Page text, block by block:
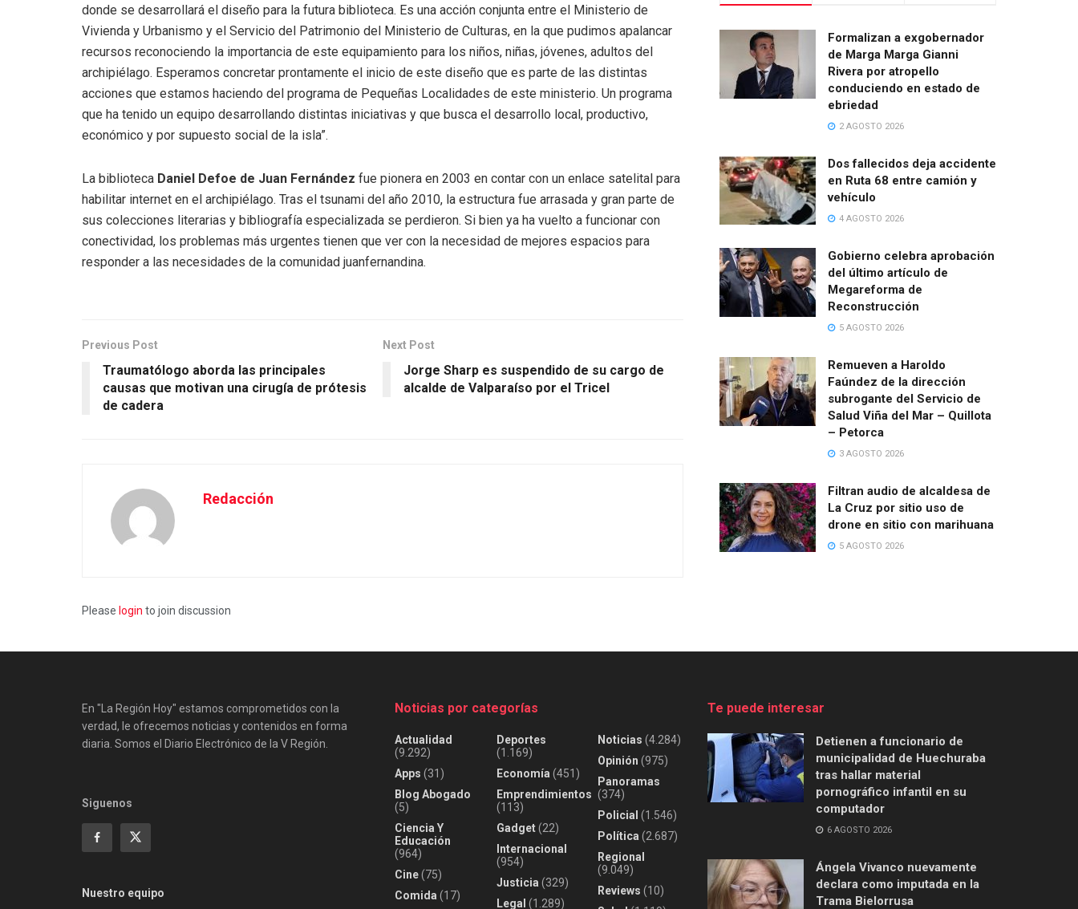
donde se desarrollará el diseño para la futura biblioteca. Es una acción conjunta entre el Ministerio de
Vivienda y Urbanismo y el Servicio del Patrimonio del Ministerio de Culturas, en la que pudimos apalancar
recursos reconociendo la importancia de este equipamiento para los niños, niñas, jóvenes, adultos del
archipiélago. Esperamos concretar prontamente el inicio de este diseño que es parte de las distintas
acciones que estamos haciendo del programa de Pequeñas Localidades de este ministerio. Un programa
que ha tenido un equipo desarrollando distintas iniciativas y que busca el desarrollo local, productivo,
económico y por supuesto social de la isla”.
La biblioteca Daniel Defoe de Juan Fernández fue pionera en 2003 en contar con un enlace satelital para
habilitar internet en el archipiélago. Tras el tsunami del año 2010, la estructura fue arrasada y gran parte de
sus colecciones literarias y bibliografía especializada se perdieron. Si bien ya ha vuelto a funcionar con
conectividad, los problemas más urgentes tienen que ver con la necesidad de mejores espacios para
responder a las necesidades de la comunidad juanfernandina.
Previous Post
Traumatólogo aborda las principales
causas que motivan una cirugía de prótesis
de cadera
Next Post
Jorge Sharp es suspendido de su cargo de
alcalde de Valparaíso por el Tricel
Redacción
Please login to join discussion
Formalizan a exgobernador
de Marga Marga Gianni
Rivera por atropello
conduciendo en estado de
ebriedad
2 AGOSTO 2026
Dos fallecidos deja accidente
en Ruta 68 entre camión y
vehículo
4 AGOSTO 2026
Gobierno celebra aprobación
del último artículo de
Megareforma de
Reconstrucción
5 AGOSTO 2026
Remueven a Haroldo
Faúndez de la dirección
subrogante del Servicio de
Salud Viña del Mar – Quillota
– Petorca
3 AGOSTO 2026
Filtran audio de alcaldesa de
La Cruz por sitio uso de
drone en sitio con marihuana
5 AGOSTO 2026
En "La Región Hoy" estamos comprometidos con la
verdad, le ofrecemos noticias y contenidos en forma
diaria. Somos el Diario Electrónico de la V Región.
Siguenos
Nuestro equipo
Noticias por categorías
Actualidad
(9.292)
Apps (31)
Blog Abogado
(5)
Ciencia Y
Educación
(964)
Cine(75)
Comida (17)
Deportes
(1.169)
Economía (451)
Emprendimientos
(113)
Gadget(22)
Internacional
(954)
Justicia (329)
Legal (1.289)
Noticias (4.284)
Opinión (975)
Panoramas
(374)
Policial (1.546)
Política (2.687)
Regional
(9.049)
Reviews (10)
Te puede interesar
Detienen a funcionario de
municipalidad de Huechuraba
tras hallar material
pornográfico infantil en su
computador
6 AGOSTO 2026
Ángela Vivanco nuevamente
declara como imputada en la
Trama Bielorrusa